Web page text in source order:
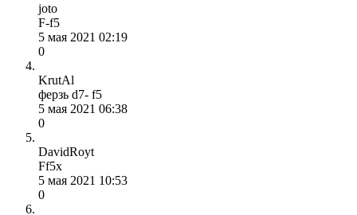
joto
F-f5
5 мая 2021 02:19
0
KrutAl
ферзь d7- f5
5 мая 2021 06:38
0
DavidRoyt
Ff5x
5 мая 2021 10:53
0